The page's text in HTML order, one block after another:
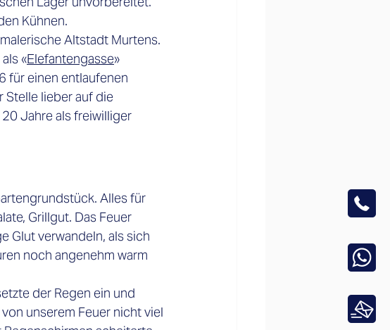
Kühnen.
Altstadt Murtens.
«Elefantengasse»
für einen entlaufenen
Stelle lieber auf die
Jahre als freiwilliger
Alles für
Grillgut. Das Feuer
Glut verwandeln, als sich
noch angenehm warm
der Regen ein und
unserem Feuer nicht viel